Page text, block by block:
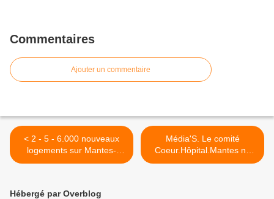
Commentaires
Ajouter un commentaire
< 2 - 5 - 6.000 nouveaux
logements sur Mantes-
Rosny?
Média'S. Le comité
Coeur.Hôpital.Mantes ne
décolère pas. >
Hébergé par Overblog